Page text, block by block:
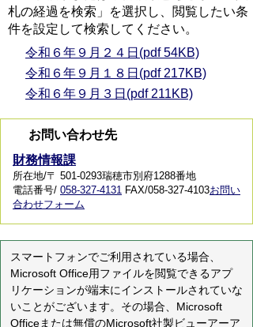
札の経過を検索」を選択し、閲覧したい条
件を設定して検索してください。
令和６年９月２４日(pdf 54KB)
令和６年９月１８日(pdf 217KB)
令和６年９月３日(pdf 211KB)
お問い合わせ先
財務情報課
所在地/〒 501-0293瑞穂市別府1288番地
電話番号/ 058-327-4131 FAX/058-327-4103お問い
合わせフォーム
スマートフォンでご利用されている場合、
Microsoft Office用ファイルを閲覧できるアプ
リケーションが端末にインストールされていな
いことがございます。その場合、Microsoft
Officeまたは無償のMicrosoft社製ビューアーア